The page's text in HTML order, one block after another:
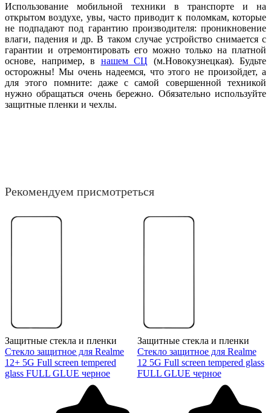
Использование мобильной техники в транспорте и на
открытом воздухе, увы, часто приводит к поломкам, которые
не подпадают под гарантию производителя: проникновение
влаги, падения и др. В таком случае устройство снимается с
гарантии и отремонтировать его можно только на платной
основе, например, в нашем СЦ (м.Новокузнецкая). Будьте
осторожны! Мы очень надеемся, что этого не произойдет, а
для этого помните: даже с самой совершенной техникой
нужно обращаться очень бережно. Обязательно используйте
защитные пленки и чехлы.
Рекомендуем присмотреться
Защитные стекла и пленки
Стекло защитное для Realme
12+ 5G Full screen tempered
glass FULL GLUE черное
Защитные стекла и пленки
Стекло защитное для Realme
12 5G Full screen tempered glass
FULL GLUE черное